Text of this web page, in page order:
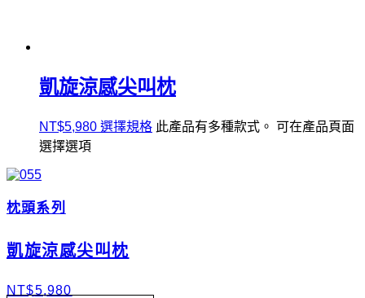
凱旋涼感尖叫枕
NT$5,980 選擇規格 此產品有多種款式。 可在產品頁面
選擇選項
枕頭系列
凱旋涼感尖叫枕
NT$5,980